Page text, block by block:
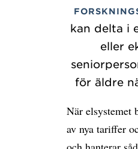
kan delta i
eller
för äldre
När elsystemet
av nya tariffer